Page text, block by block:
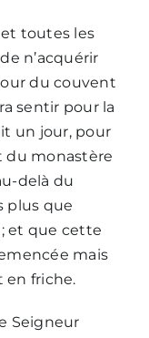
et toutes les
n’acquérir
du couvent
sentir pour la
un jour, pour
du monastère
delà du
plus que
et que cette
mais
en friche.
Seigneur